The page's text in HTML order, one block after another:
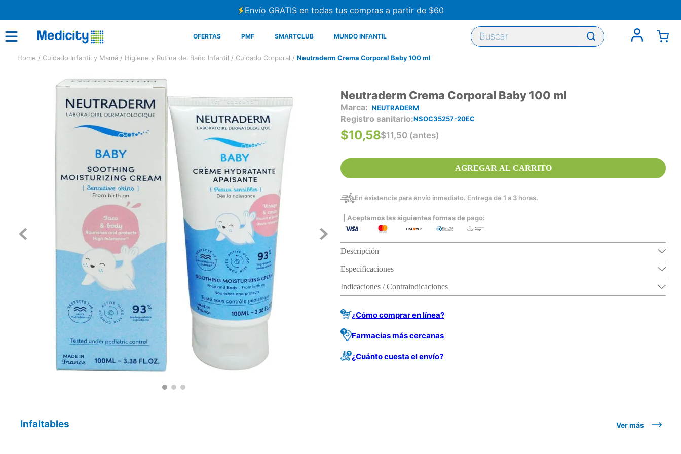
Envío GRATIS en todas tus compras a partir de $60
OFERTAS PMF SMARTCLUB MUNDO INFANTIL
Buscar
Cuidado Infantil y Mamá Higiene y Rutina del Baño Infantil Cuidado Corporal Neutraderm Crema Corporal Baby 100 ml
Neutraderm Crema Corporal Baby 100 ml
NEUTRADERM
Registro sanitario NSOC35257-20EC
$11,50 (antes)
$10,58
AGREGAR AL CARRITO
En existencia para envío inmediato. Entrega de 1 a 3 horas.
| Aceptamos las siguientes formas de pago:
Descripción
Especificaciones
Indicaciones / Contraindicaciones
¿Cómo comprar en línea?
Farmacias más cercanas
¿Cuánto cuesta el envío?
Infaltables Ver más